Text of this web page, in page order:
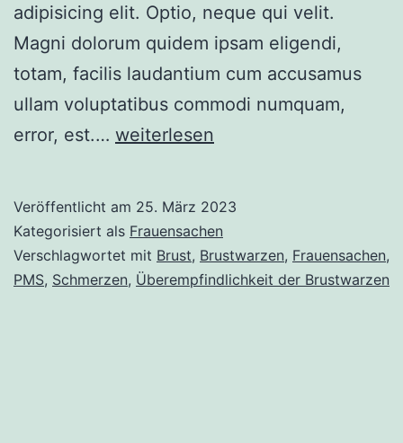
adipisicing elit. Optio, neque qui velit.
Magni dolorum quidem ipsam eligendi,
totam, facilis laudantium cum accusamus
ullam voluptatibus commodi numquam,
error, est.… Überempfindlichkeit
weiterlesen
Veröffentlicht am 25. März 2023
Kategorisiert als Frauensachen
Verschlagwortet mit Brust, Brustwarzen, Frauensachen,
PMS, Schmerzen, Überempfindlichkeit der Brustwarzen